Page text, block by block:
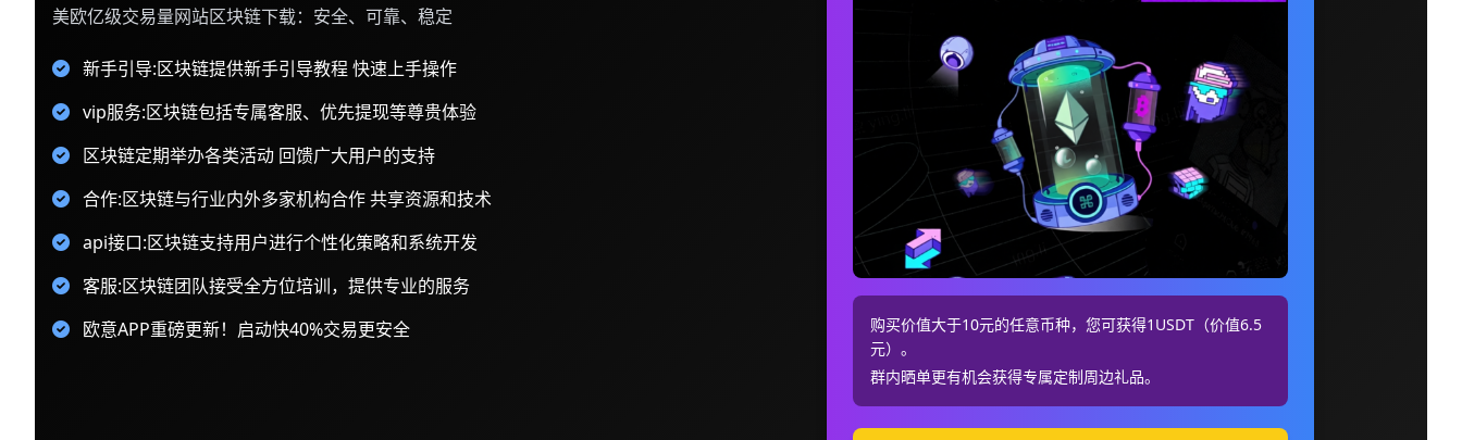
美欧亿级交易量网站区块链下载：安全、可靠、稳定
新手引导:区块链提供新手引导教程 快速上手操作
vip服务:区块链包括专属客服、优先提现等尊贵体验
区块链定期举办各类活动 回馈广大用户的支持
合作:区块链与行业内外多家机构合作 共享资源和技术
api接口:区块链支持用户进行个性化策略和系统开发
客服:区块链团队接受全方位培训，提供专业的服务
欧意APP重磅更新！启动快40%交易更安全
购买价值大于10元的任意币种，您可获得1USDT（价值6.5
元）。
群内晒单更有机会获得专属定制周边礼品。